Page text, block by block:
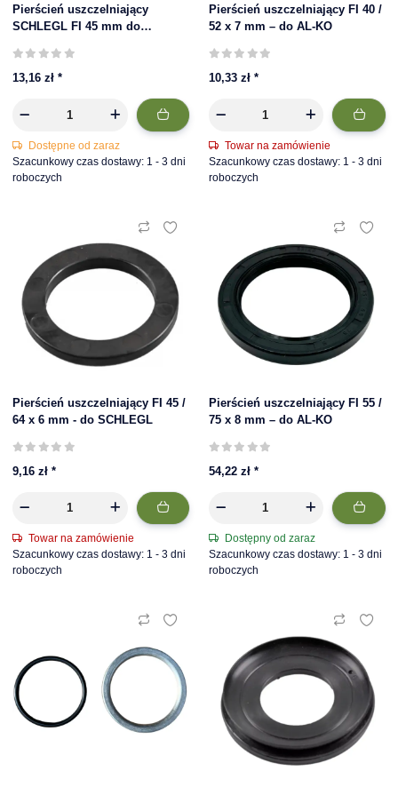
Pierścień uszczelniający
SCHLEGL FI 45 mm do
13,16 zł *
Dostępne od zaraz
Szacunkowy czas dostawy: 1 - 3 dni
roboczych
Pierścień uszczelniający FI 40 /
52 x 7 mm – do AL-KO
10,33 zł *
Towar na zamówienie
Szacunkowy czas dostawy: 1 - 3 dni
roboczych
Pierścień uszczelniający FI 45 /
64 x 6 mm - do SCHLEGL
9,16 zł *
Towar na zamówienie
Szacunkowy czas dostawy: 1 - 3 dni
roboczych
Pierścień uszczelniający FI 55 /
75 x 8 mm – do AL-KO
54,22 zł *
Dostępny od zaraz
Szacunkowy czas dostawy: 1 - 3 dni
roboczych